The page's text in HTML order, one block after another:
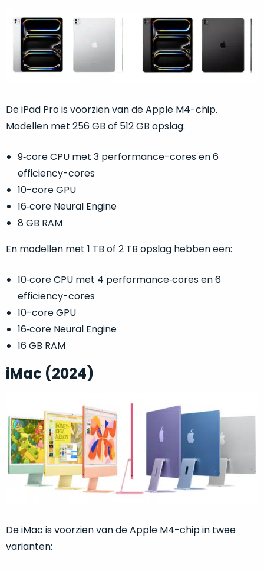
De iPad Pro is voorzien van de Apple M4-chip.
Modellen met 256 GB of 512 GB opslag:
9‑core CPU met 3 performance-cores en 6
efficiency-cores
10-core GPU
16‑core Neural Engine
8 GB RAM
En modellen met 1 TB of 2 TB opslag hebben een:
10‑core CPU met 4 performance‑cores en 6
efficiency-cores
10-core GPU
16‑core Neural Engine
16 GB RAM
iMac (2024)
De iMac is voorzien van de Apple M4-chip in twee
varianten:
gebruikt.
Zowel
optisch
als
van
nieuw
Betreft
een
nagenoeg
apparaat.
Grondig
ons
geïnspecteerd
op
perfecte
staat.
van
een
voor
een
product
dat
praktisch
nieuw
24
maanden
garantie
Mac
die
zich
heeft
bewezen
–
wij
er
veel
van
hebben
Je
kan
niet
de
mist
mee
in
–
in
hun
categorie
–
gewoon
optie.
Een